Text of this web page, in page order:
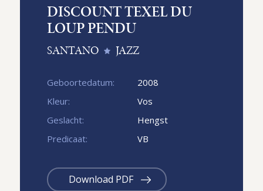
DISCOUNT TEXEL DU
LOUP PENDU
SANTANO JAZZ
Geboortedatum:
2008
Kleur:
Vos
Geslacht:
Hengst
Predicaat:
VB
Download PDF